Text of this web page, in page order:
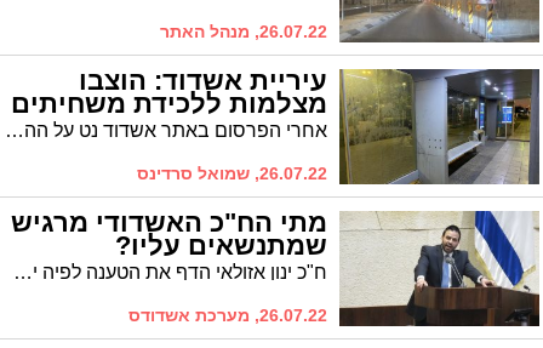
26.07.22, מנהל האתר
עיריית אשדוד: הוצבו
מצלמות ללכידת משחיתים
אחרי הפרסום באתר אשדוד נט על ההזנחה בתחנות האוטובוס החכמות שהוצבו ברחבי העיר כחלק מפרויקט התחבורה הירוקה, בעירייה מציינים שאכן קיים פער בנושא הניקיון ומודיעים כי הנושא נמצא בטיפול. עוד מציינים בעירייה כי בתחנות הוצבו מצלמות המתריעות על מקרים של השחתה
26.07.22, שמואל סרדינס
מתי הח"כ האשדודי מרגיש
שמתנשאים עליו?
ח"כ ינון אזולאי הדף את הטענה לפיה ישנו ציבור המוגדר 'ימין רך' המחפש בית פוליטי. "כשאומרים לי 'ימין רך' אני מרגיש שמתנשאים עלי. ימין הוא ימין. לא 'ימין רך, יש ימין מסורתי"
26.07.22, מערכת אשדודס